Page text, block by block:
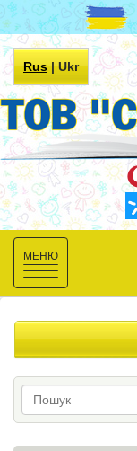
Rus|Ukr
Toggle
navigation